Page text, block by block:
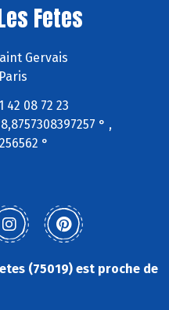
Fetes
Gervais
42 08 72 23
° ,
°
(75019) est proche de